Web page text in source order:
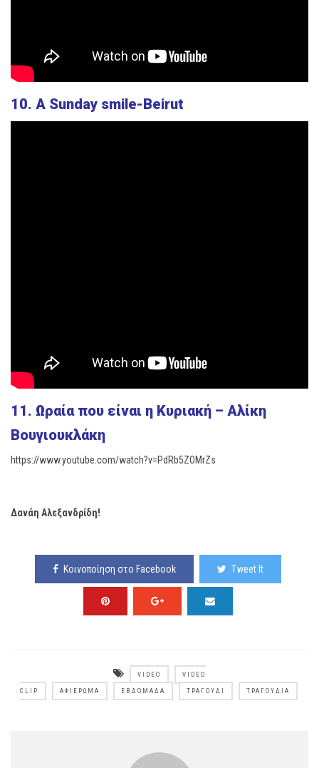
10. A Sunday smile-Beirut
11. Ωραία που είναι η Κυριακή – Αλίκη
Βουγιουκλάκη
https://www.youtube.com/watch?v=PdRb5ZOMrZs
Δανάη Αλεξανδρίδη!
Κοινοποίηση στο Facebook Tweet It
VIDEO VIDEO
CLIP ΑΦΙΈΡΩΜΑ ΕΒΔΟΜΆΔΑ ΤΡΑΓΟΎΔΙ ΤΡΑΓΟΎΔΙΑ